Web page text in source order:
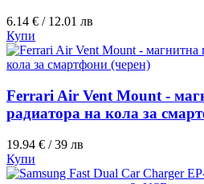
6.14 € / 12.01 лв
Купи
Ferrari Air Vent Mount -
радиатора на кола за
19.94 € / 39 лв
Купи